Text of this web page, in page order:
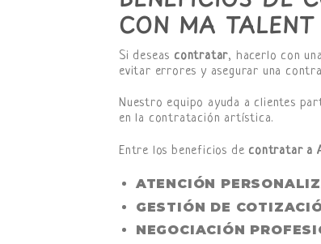
CON MA TALENT
Si deseas contratar, hacerlo con
evitar errores y asegurar una
Nuestro equipo ayuda a clientes
en la contratación artística.
Entre los beneficios de contratar a
ATENCIÓN
GESTIÓN DE
NEGOCIACIÓN